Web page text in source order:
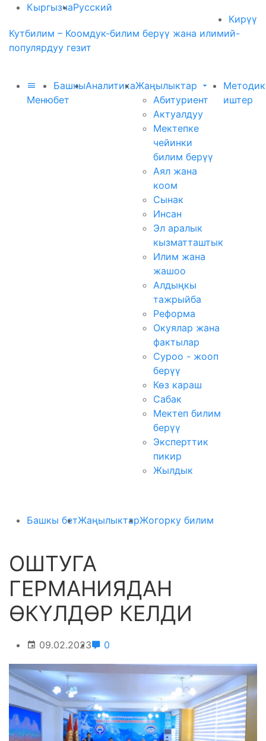
КыргызчаРусский
Кирүү
Кутбилим – Коомдук-билим берүү жана илимий-
популярдуу гезит
Меню
Башкы
бет
АналитикаЖаңылыктар
Абитуриент
Актуалдуу
Мектепке
чейинки
билим берүү
Аял жана
коом
Сынак
Инсан
Эл аралык
кызматташтык
Илим жана
жашоо
Алдыңкы
тажрыйба
Реформа
Окуялар жана
фактылар
Суроо - жооп
берүү
Көз караш
Сабак
Мектеп билим
берүү
Эксперттик
пикир
Жылдык
иштер
Башкы бетЖаңылыктарЖогорку билим
ОШТУГА
ГЕРМАНИЯДАН
ӨКҮЛДӨР КЕЛДИ
09.02.2023 0